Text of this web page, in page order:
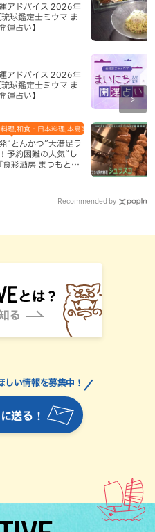
アドバイス 2026年
球鑑定士ミウマ ま
運占い】
アドバイス 2026年
球鑑定士ミウマ ま
運占い】
“とんかつ”大満足ラ
予約困難の人気“し
食彩酒房 まつもと』
理,和食・日本料理,本島南部,那覇市
Recommended by
に送る！
い情報を募集中！